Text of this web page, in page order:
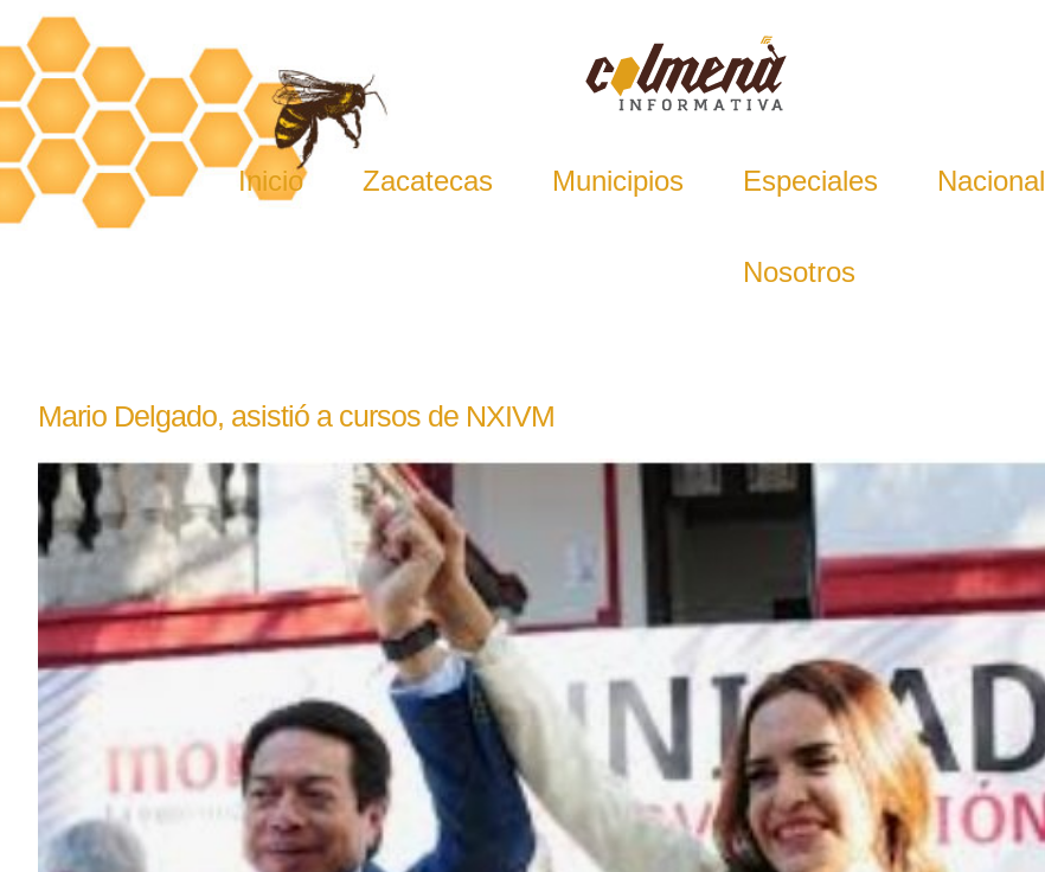
Skip
to
content
Inicio Zacatecas Municipios Especiales Nacional
Nosotros
Mario Delgado, asistió a cursos de NXIVM
View
Larger
Image